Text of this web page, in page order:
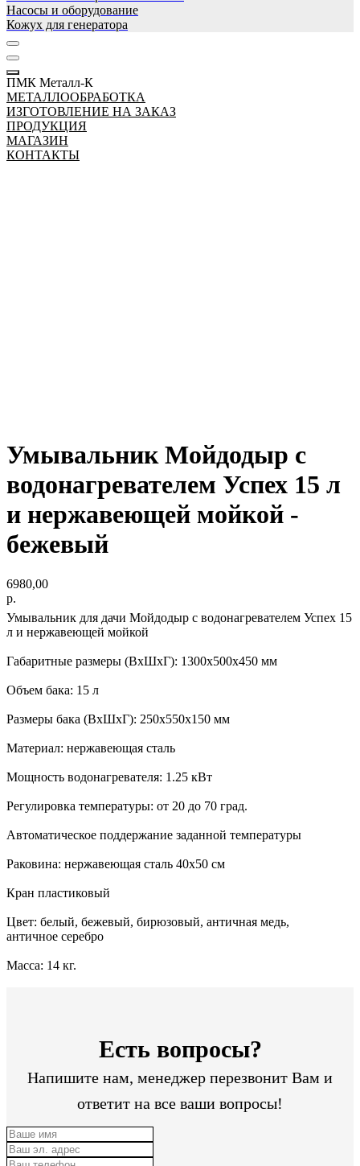
Насосы и оборудование
Кожух для генератора
ПМК Металл-К
МЕТАЛЛООБРАБОТКА
ИЗГОТОВЛЕНИЕ НА ЗАКАЗ
ПРОДУКЦИЯ
МАГАЗИН
КОНТАКТЫ
Умывальник Мойдодыр с
водонагревателем Успех 15 л
и нержавеющей мойкой -
бежевый
6980,00
р.
Умывальник для дачи Мойдодыр с водонагревателем Успех 15
л и нержавеющей мойкой
Габаритные размеры (ВхШхГ): 1300х500х450 мм
Объем бака: 15 л
Размеры бака (ВхШхГ): 250x550x150 мм
Материал: нержавеющая сталь
Мощность водонагревателя: 1.25 кВт
Регулировка температуры: от 20 до 70 град.
Автоматическое поддержание заданной температуры
Раковина: нержавеющая сталь 40х50 см
Кран пластиковый
Цвет: белый, бежевый, бирюзовый, античная медь,
античное серебро
Масса: 14 кг.
Есть вопросы?
Напишите нам, менеджер перезвонит Вам и
ответит на все ваши вопросы!